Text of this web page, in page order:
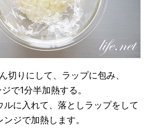
切りにして、ラップに包み、
で1分半加熱する。
ルに入れて、落としラップをして
ジで加熱します。